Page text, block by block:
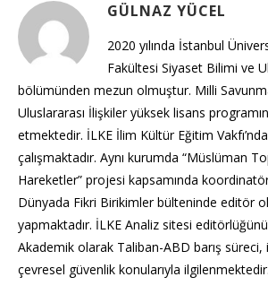
GÜLNAZ YÜCEL
2020 yılında İstanbul
Fakültesi Siyaset Bilimi ve
bölümünden mezun olmuştur. Milli
Uluslararası İlişkiler yüksek lisans
etmektedir. İLKE İlim Kültür Eğitim
çalışmaktadır. Aynı kurumda “Müslüman
Hareketler” projesi kapsamında
Dünyada Fikri Birikimler bülteninde editör
yapmaktadır. İLKE Analiz sitesi
Akademik olarak Taliban-ABD barış süreci,
çevresel güvenlik konularıyla ilgilenmektedir.